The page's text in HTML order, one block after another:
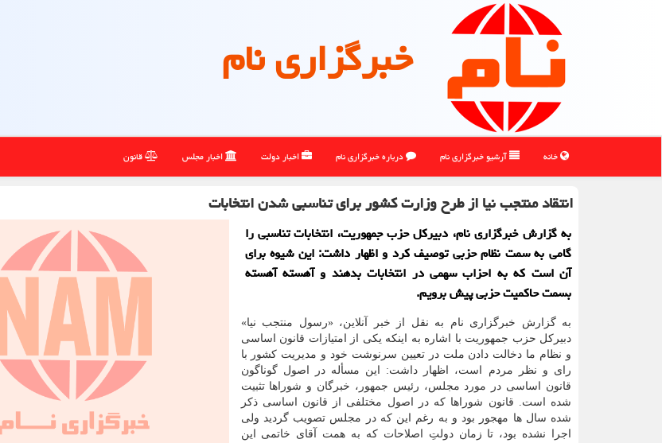
خبرگزاری نام
خانه آرشیو خبرگزاری نام درباره خبرگزاری نام اخبار دولت اخبار مجلس قانون
انتقاد منتجب نیا از طرح وزارت کشور برای تناسبی شدن انتخابات
به گزارش خبرگزاری نام، دبیرکل حزب جمهوریت، انتخابات تناسبی را
گامی به سمت نظام حزبی توصیف کرد و اظهار داشت: این شیوه برای
آن است که به احزاب سهمی در انتخابات بدهند و آهسته آهسته
بسمت حاکمیت حزبی پیش برویم.
به گزارش خبرگزاری نام به نقل از خبر آنلاین، «رسول منتجب نیا»
دبیرکل حزب جمهوریت با اشاره به اینکه یکی از امتیازات قانون اساسی
و نظام ما دخالت دادن ملت در تعیین سرنوشت خود و مدیریت کشور با
رای و نظر مردم است، اظهار داشت: این مسأله در اصول گوناگون
قانون اساسی در مورد مجلس، رئیس جمهور، خبرگان و شوراها تثبیت
شده است. قانون شوراها که در اصول مختلفی از قانون اساسی ذکر
شده سال ها مهجور بود و به رغم این که در مجلس تصویب گردید ولی
اجرا نشده بود، تا زمان دولتِ اصلاحات که به همت آقای خاتمی این